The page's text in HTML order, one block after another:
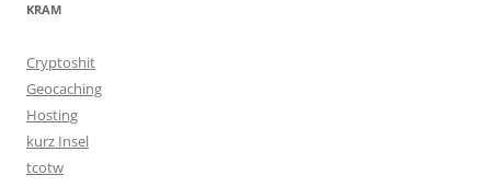
KRAM
Cryptoshit
Geocaching
Hosting
kurz Insel
tcotw